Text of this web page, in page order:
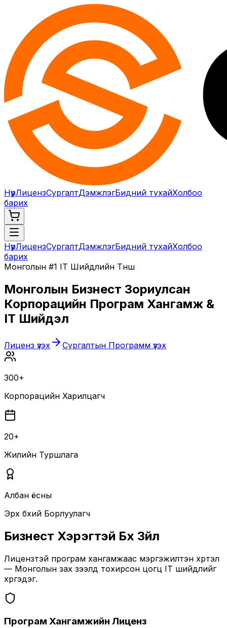
НүүрЛицензСургалтДэмжлэгБидний тухайХолбоо
барих
НүүрЛицензСургалтДэмжлэгБидний тухайХолбоо
барих
Монголын #1 IT Шийдлийн Түнш
Монголын Бизнест Зориулсан
Корпорацийн Програм Хангамж &
IT Шийдэл
Лиценз үзэх Сургалтын Программ үзэх
300+
Корпорацийн Харилцагч
20+
Жилийн Туршлага
Албан ёсны
Эрх бүхий Борлуулагч
Бизнест Хэрэгтэй Бүх Зүйл
Лицензтэй програм хангамжаас мэргэжилтэн хүртэл
— Монголын зах зээлд тохирсон цогц IT шийдлийг
хүргэдэг.
Програм Хангамжийн Лиценз